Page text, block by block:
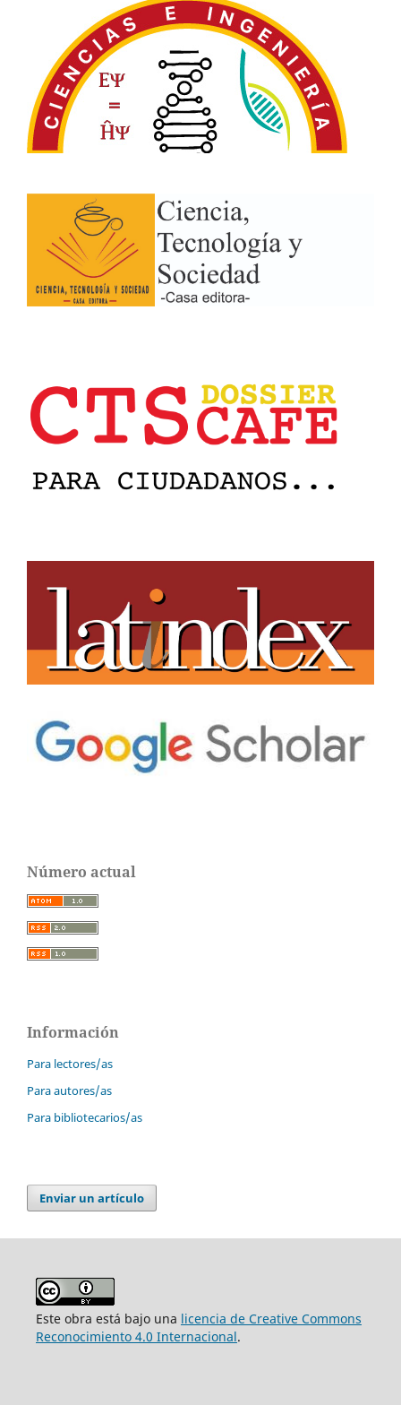
Número actual
Información
Para lectores/as
Para autores/as
Para bibliotecarios/as
Enviar un artículo
Este obra está bajo una licencia de Creative Commons
Reconocimiento 4.0 Internacional.